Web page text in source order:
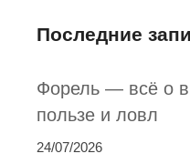
Последние
Форель — всё о
пользе и ловл
24/07/2026